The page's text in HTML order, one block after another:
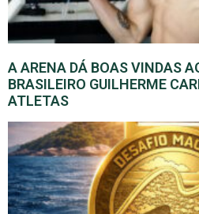
A ARENA DÁ BOAS VINDAS
BRASILEIRO GUILHERME
ATLETAS